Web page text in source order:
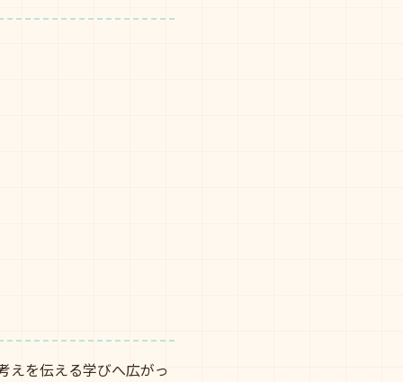
えを伝える学びへ広がっ